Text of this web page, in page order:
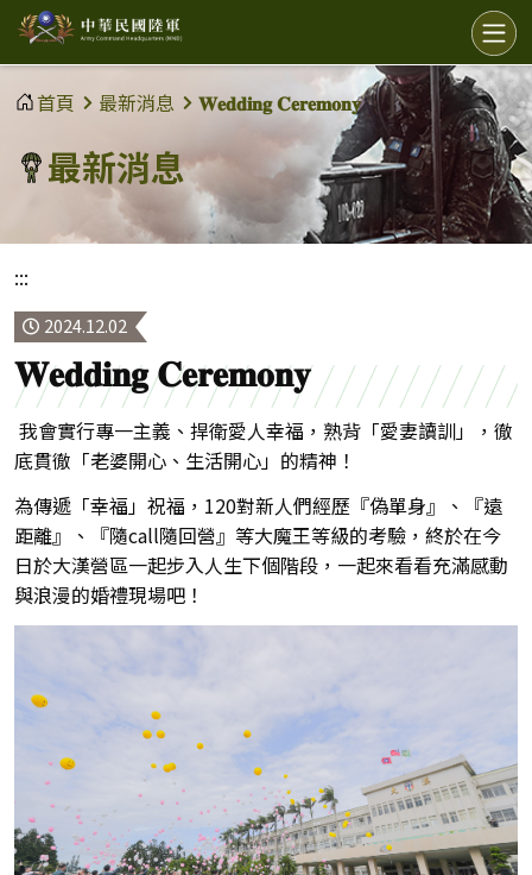
中
華
民
國
陸
選
單
首頁
最新消息 𝐖𝐞𝐝𝐝𝐢𝐧𝐠 𝐂𝐞𝐫𝐞𝐦𝐨𝐧𝐲
最新消息
:::
2024.12.02
𝐖𝐞𝐝𝐝𝐢𝐧𝐠 𝐂𝐞𝐫𝐞𝐦𝐨𝐧𝐲
我會實行專一主義、捍衛愛人幸福，熟背「愛妻讀訓」，徹
底貫徹「老婆開心、生活開心」的精神！
為傳遞「幸福」祝福，120對新人們經歷『偽單身』、『遠
距離』、『隨call隨回營』等大魔王等級的考驗，終於在今
日於大漢營區一起步入人生下個階段，一起來看看充滿感動
與浪漫的婚禮現場吧！